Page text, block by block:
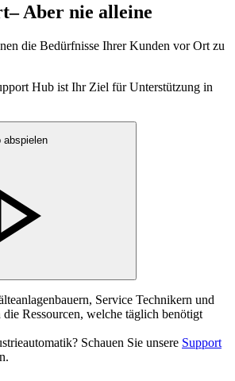
Aber nie alleine
die Bedürfnisse Ihrer Kunden vor Ort zu
Hub ist Ihr Ziel für Unterstützung in
abspielen
Service Technikern und
Ressourcen, welche täglich benötigt
Schauen Sie unsere Support